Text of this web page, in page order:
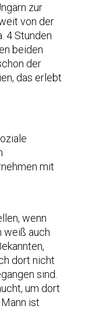
zur
von der
4 Stunden
beiden
der
das erlebt
mit
wenn
weiß auch
dort nicht
sind.
um dort
ist